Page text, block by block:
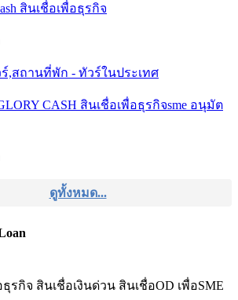
สินเชื่อเพื่อธุรกิจ
CASH สินเชื่อเพื่อธุรกิจsme อนุมัต
ดูทั้งหมด...
รกิจ สินเชื่อเงินด่วน สินเชื่อOD เพื่อSME